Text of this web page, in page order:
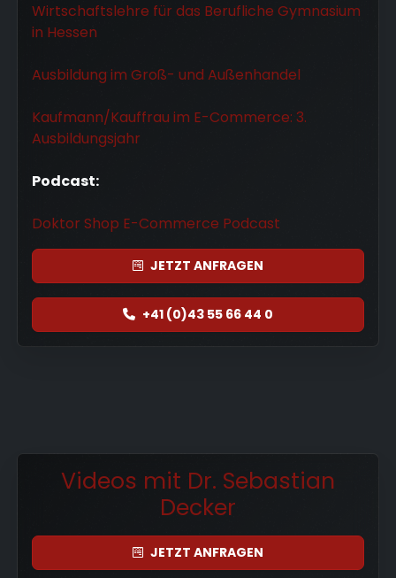
Bewertungen: Angst vor Fake-
Bewertungen? Was Sie machen sollten,
Webseite oder Online Shop: Was sie
Wunschkunden der Zukunft zu
gewinnen.
Wirtschaftslehre für das Berufliche Gymnasium
in Hessen
Ausbildung im Groß- und Außenhandel
Kaufmann/Kauffrau im E-Commerce: 3.
Ausbildungsjahr
Podcast:
Doktor Shop E-Commerce Podcast
JETZT ANFRAGEN
+41 (0)43 55 66 44 0
Videos mit Dr. Sebastian
Decker
JETZT ANFRAGEN